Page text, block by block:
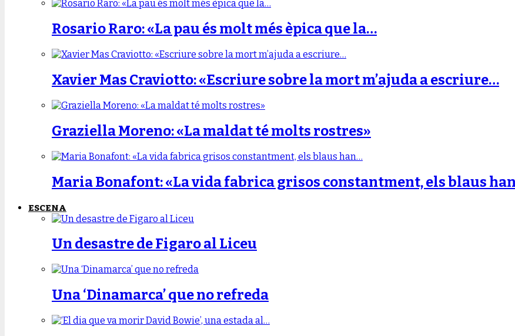
Rosario Raro: «La pau és molt més èpica que la…
Xavier Mas Craviotto: «Escriure sobre la mort m’ajuda a escriure…
Graziella Moreno: «La maldat té molts rostres»
Maria Bonafont: «La vida fabrica grisos constantment, els blaus
ESCENA
Un desastre de Figaro al Liceu
Una ‘Dinamarca’ que no refreda